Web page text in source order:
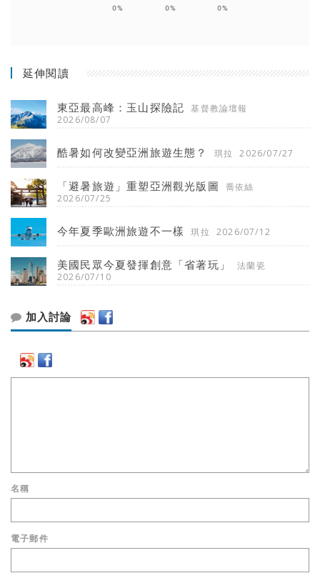
0% 0% 0%
延伸閱讀
東亞最高峰：玉山探險記
基督教論壇報
2026/08/07
酷暑如何改變亞洲旅遊生態？ 琪拉 2026/07/27
「避暑旅遊」重塑亞洲觀光版圖
喬依絲
2026/07/25
今年夏季歐洲旅遊不一樣 琪拉 2026/07/12
美國民眾今夏發揮創意「省著玩」
法蘭瓷
2026/07/10
加入討論
名稱
電子郵件